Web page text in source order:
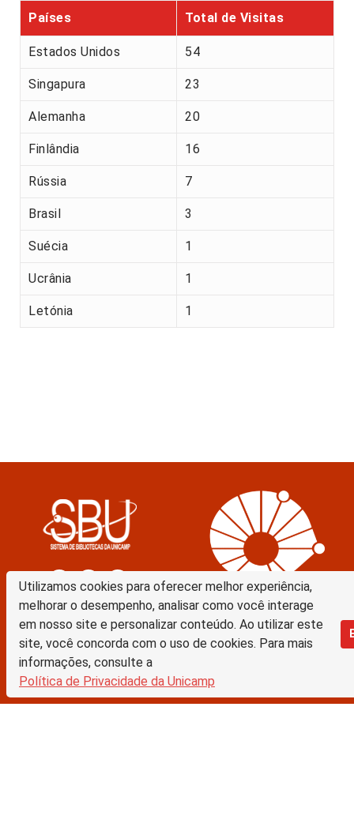
Utilizamos cookies para oferecer melhor experiência,
melhorar o desempenho, analisar como você interage
em nosso site e personalizar conteúdo. Ao utilizar este
site, você concorda com o uso de cookies. Para mais
informações, consulte a
Política de Privacidade da Unicamp
Países
Total de Visitas
Estados Unidos 54
Singapura 23
Alemanha 20
Finlândia 16
Rússia 7
Brasil 3
Suécia 1
Ucrânia 1
Letónia 1
Biblioteca Digital da Unicamp
Prédio da Biblioteca Central Cesar Lattes
Rua Sérgio Buarque de Holanda, 421 – 1º piso
Cidade Universitária “Zeferino Vaz” – Barão Geraldo